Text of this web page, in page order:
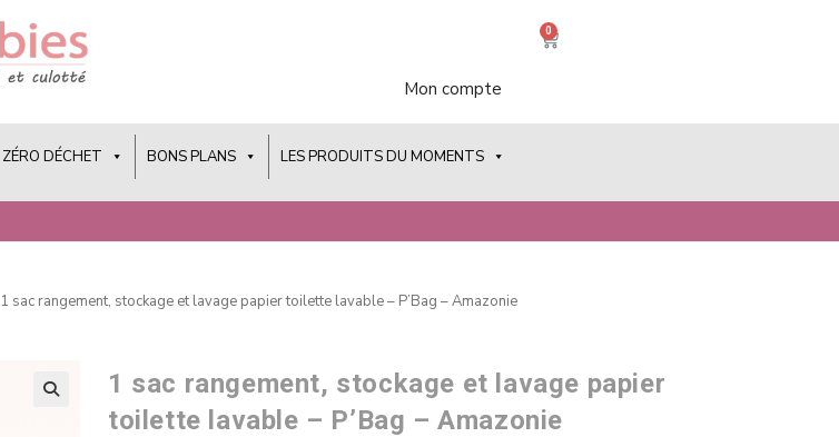
Mon compte
0
ZÉRO DÉCHET BONS PLANS LES PRODUITS DU MOMENTS
1 sac rangement, stockage et lavage papier toilette lavable – P’Bag – Amazonie
1 sac rangement, stockage et lavage papier
toilette lavable – P’Bag – Amazonie